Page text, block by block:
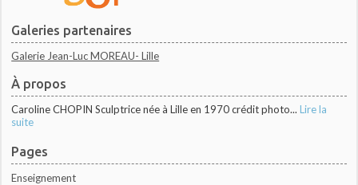
Galeries partenaires
Galerie Jean-Luc MOREAU- Lille
À propos
Caroline CHOPIN Sculptrice née à Lille en 1970 crédit photo... Lire la
suite
Pages
Enseignement